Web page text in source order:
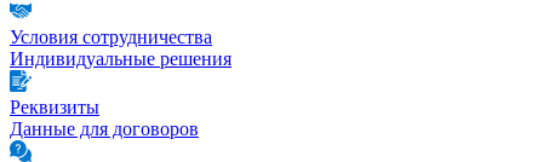
Условия сотрудничества
Индивидуальные решения
Реквизиты
Данные для договоров